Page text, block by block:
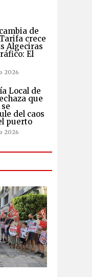
de
crece
Algeciras
El
2026
Local de
que
del caos
puerto
2026